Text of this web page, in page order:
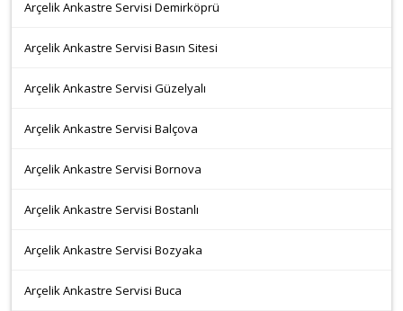
Arçelik Ankastre Servisi Demirköprü
Arçelik Ankastre Servisi Basın Sitesi
Arçelik Ankastre Servisi Güzelyalı
Arçelik Ankastre Servisi Balçova
Arçelik Ankastre Servisi Bornova
Arçelik Ankastre Servisi Bostanlı
Arçelik Ankastre Servisi Bozyaka
Arçelik Ankastre Servisi Buca